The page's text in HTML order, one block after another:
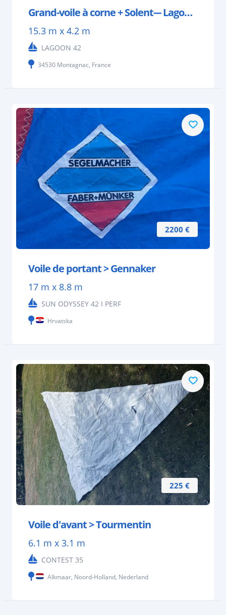
Grand-voile à corne + Solent--- Lagoon 42
15.3 m x 4.2 m
LAGOON 42
34530 Montagnac, France
2200 €
Voile de portant > Gennaker
17 m x 8.8 m
SUN ODYSSEY 42 I PERF
Hrvatska
225 €
Voile d'avant > Tourmentin
6.1 m x 3.1 m
CONTEST 35
Alkmaar, Noord-Holland, Nederland